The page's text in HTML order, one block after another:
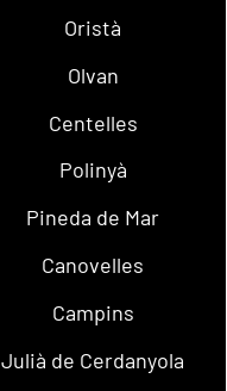
Oristà
Olvan
Centelles
Polinyà
Pineda de Mar
Canovelles
Campins
Julià de Cerdanyola